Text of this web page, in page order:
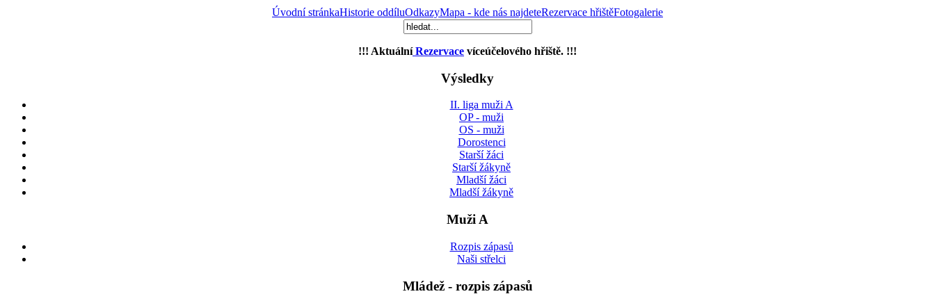
Úvodní stránkaHistorie oddíluOdkazyMapa - kde nás najdeteRezervace hřištěFotogalerie
!!! AktuálníRezervace víceúčelového hřiště. !!!
Výsledky
II. liga muži A
OP - muži
OS - muži
Dorostenci
Starší žáci
Starší žákyně
Mladší žáci
Mladší žákyně
Muži A
Rozpis zápasů
Naši střelci
Mládež - rozpis zápasů